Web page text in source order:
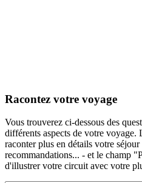
Racontez votre voyage
Vous trouverez ci-dessous des
différents aspects de votre voyage.
raconter plus en détails votre
recommandations... - et le champ
d'illustrer votre circuit avec votre